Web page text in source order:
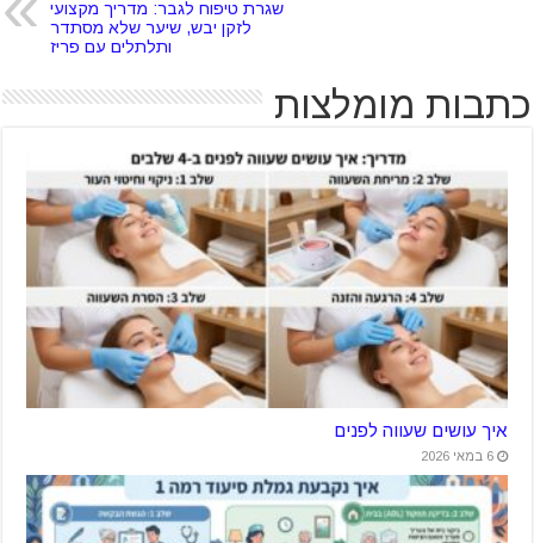
שגרת טיפוח לגבר: מדריך מקצועי
לזקן יבש, שיער שלא מסתדר
ותלתלים עם פריז
כתבות מומלצות
איך עושים שעווה לפנים
6 במאי 2026